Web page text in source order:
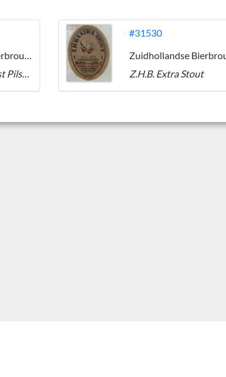
Zuidhollandse Bierbrouwerij (ZHB)
Radio Brand Finest Pilsener
#31530
Z.H.B. Extra Stout